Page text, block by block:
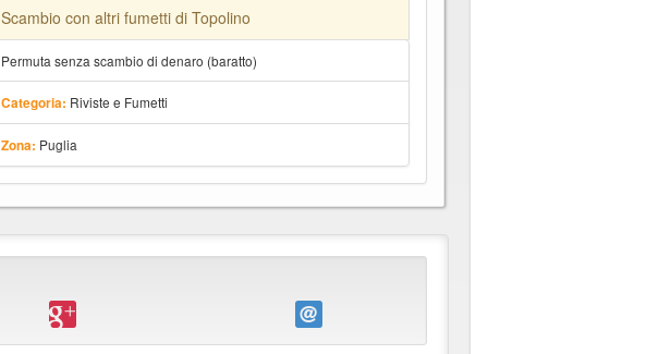
Scambio con altri fumetti di Topolino
Permuta senza scambio di denaro (baratto)
Categoria: Riviste e Fumetti
Zona: Puglia